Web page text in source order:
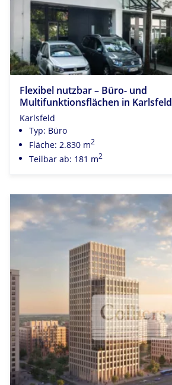
Flexibel nutzbar – Büro- und
Multifunktionsflächen in Karlsfeld
Karlsfeld
Typ: Büro
Fläche: 2.830 m2
Teilbar ab: 181 m2